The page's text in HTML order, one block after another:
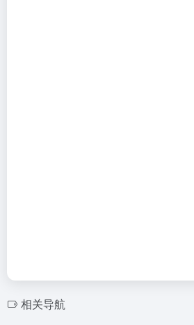
相关导航